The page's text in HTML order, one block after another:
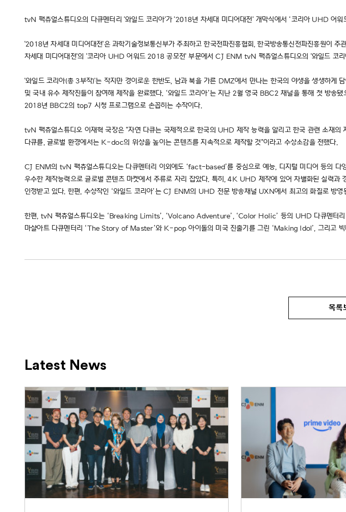
tvN 팩츄얼스튜디오의 다큐멘터리 '와일드 코리아'가 '2018년 차세대 미디어대전' 개막식에서 ‘코리아 UHD 어
'2018년 차세대 미디어대전'은 과학기술정보통신부가 주최하고 한국전파진흥협회, 한국방송통신전파진흥원이
차세대 미디어대전'의 '코리아 UHD 어워드 2018 공모전' 부문에서 CJ ENM tvN 팩츄얼스튜디오의 '와일드 코
'와일드 코리아(총 3부작)'는 작지만 경이로운 한반도, 남과 북을 가른 DMZ에서 만나는 한국의 야생을 생생하
및 국내 유수 제작진들이 참여해 제작을 완료했다. ‘와일드 코리아’는 지난 2월 영국 BBC2 채널을 통해 첫 방
2018년 BBC2의 top7 시청 프로그램으로 손꼽히는 수작이다.
tvN 팩츄얼스튜디오 이재혁 국장은 "자연 다큐는 국제적으로 한국의 UHD 제작 능력을 알리고 한국 관련 소재
다큐를, 글로벌 환경에서는 K-doc의 위상을 높이는 콘텐츠를 지속적으로 제작할 것"이라고 수상소감을 전했다.
CJ ENM의 tvN 팩츄얼스튜디오는 다큐멘터리 이외에도 ‘fact-based’를 중심으로 예능, 디지털 미디어 등의
우수한 제작능력으로 글로벌 콘텐츠 마켓에서 주류로 자리 잡았다. 특히, 4K UHD 제작에 있어 차별화된 실력과
인정받고 있다. 한편, 수상작인 ‘와일드 코리아’는 CJ ENM의 UHD 전문 방송채널 UXN에서 최고의 화질로 방영
한편, tvN 팩츄얼스튜디오는 ‘Breaking Limits’, ‘Volcano Adventure’, ‘Color Holic’ 등의 UHD 다큐멘터리
마샬아트 다큐멘터리 ‘The Story of Master’와 K-pop 아이돌의 미국 진출기를 그린 ‘Making Idol’, 그리고
목록
Latest News